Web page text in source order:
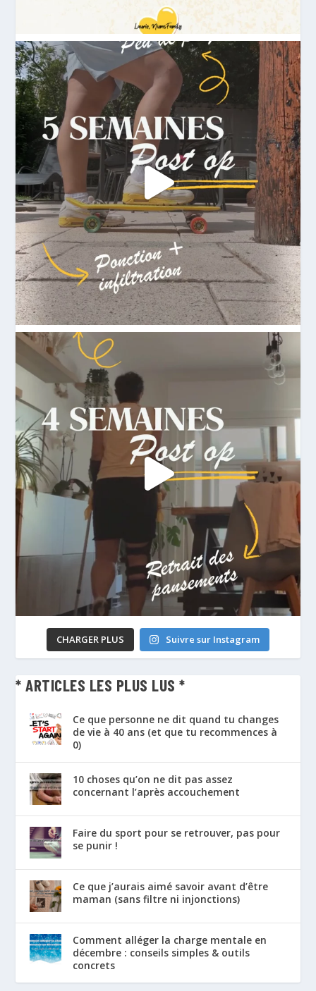
CHARGER PLUS Suivre sur Instagram
* ARTICLES LES PLUS LUS *
Ce que personne ne dit quand tu changes
de vie à 40 ans (et que tu recommences à
0)
10 choses qu’on ne dit pas assez
concernant l’après accouchement
Faire du sport pour se retrouver, pas pour
se punir !
Ce que j’aurais aimé savoir avant d’être
maman (sans filtre ni injonctions)
Comment alléger la charge mentale en
décembre : conseils simples & outils
concrets